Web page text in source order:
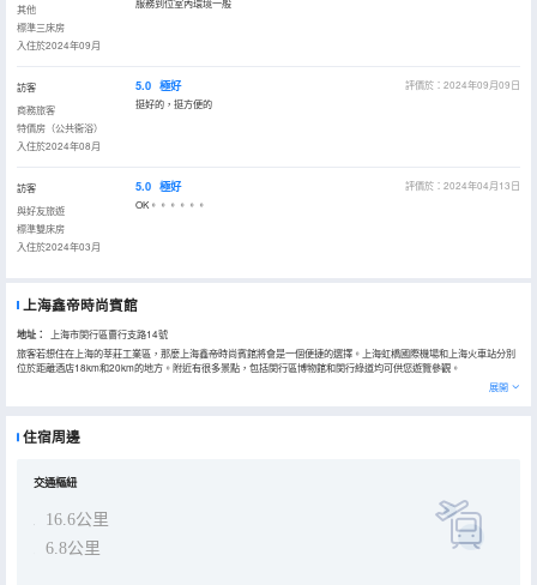
其他
標準三床房
入住於2024年09月
服務到位室內環境一般
訪客
商務旅客
特價房（公共衞浴）
入住於2024年08月
5.0 極好
評價於：2024年09月09日
挺好的，挺方便的
訪客
與好友旅遊
標準雙床房
入住於2024年03月
5.0 極好
評價於：2024年04月13日
OK。。。。。。
上海鑫帝時尚賓館
地址：
上海市閔行區曹行支路14號
旅客若想住在上海的莘莊工業區，那麼上海鑫帝時尚賓館將會是一個便捷的選擇。上海虹橋國際機場和上海火車站分別
位於距離酒店18km和20km的地方。附近有很多景點，包括閔行區博物館和閔行綠道均可供您遊覽參觀。
展開
住宿周邊
交通樞紐
16.6公里
6.8公里